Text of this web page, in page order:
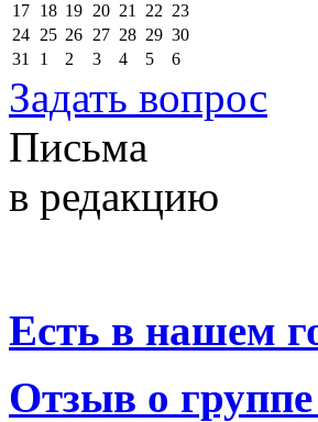
17 18 19 20 21 22 23
24 25 26 27 28 29 30
31
1 2 3 4 5 6
Задать вопрос
Письма
в редакцию
Есть в нашем
Отзыв о